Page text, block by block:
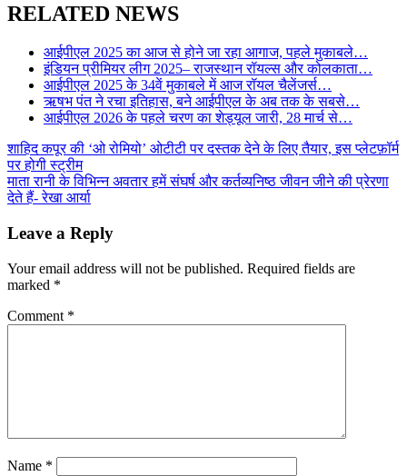
RELATED NEWS
आईपीएल 2025 का आज से होने जा रहा आगाज, पहले मुकाबले…
इंडियन प्रीमियर लीग 2025– राजस्थान रॉयल्स और कोलकाता…
आईपीएल 2025 के 34वें मुकाबले में आज रॉयल चैलेंजर्स…
ऋषभ पंत ने रचा इतिहास, बने आईपीएल के अब तक के सबसे…
आईपीएल 2026 के पहले चरण का शेड्यूल जारी, 28 मार्च से…
Post
navigation
शाहिद कपूर की ‘ओ रोमियो’ ओटीटी पर दस्तक देने के लिए तैयार, इस प्लेटफ़ॉर्म
पर होगी स्ट्रीम
माता रानी के विभिन्न अवतार हमें संघर्ष और कर्तव्यनिष्ठ जीवन जीने की प्रेरणा
देते हैं- रेखा आर्या
Leave a Reply
Your email address will not be published. Required fields are
marked *
Comment *
Name *